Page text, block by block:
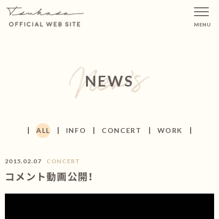
MENU
NEWS
ALL INFO CONCERT WORK
2015.02.07 CONCERT
コメント動画公開！